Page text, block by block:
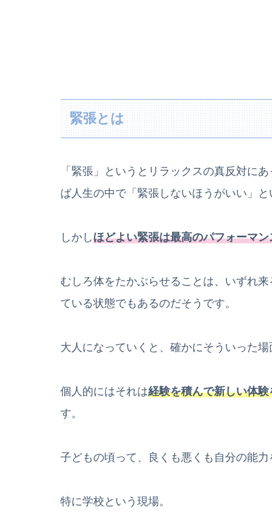
緊張とは
「緊張」というとリラックスの真反対に
ば人生の中で「緊張しないほうがいい」
しかしほどよい緊張は最高のパフォーマ
むしろ体をたかぶらせることは、いずれ
ている状態でもあるのだそうです。
大人になっていくと、確かにそういった場
個人的にはそれは経験を積んで新しい体
す。
子どもの頃って、良くも悪くも自分の能
特に学校という現場。